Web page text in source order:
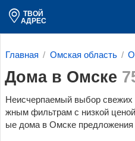
ТВОЙ
АДРЕС
Главная Омская область
Дома в Омске
Неисчерпаемый выбор
жным фильтрам c низкой
ые дома в Омске предложения